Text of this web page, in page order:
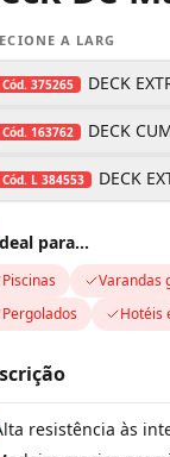
A LARG
Cód. 375265 DECK
Cód. 163762 DECK
Cód. L 384553 DECK
para…
Piscinas Varandas
Pergolados
Hotéis
resistência às